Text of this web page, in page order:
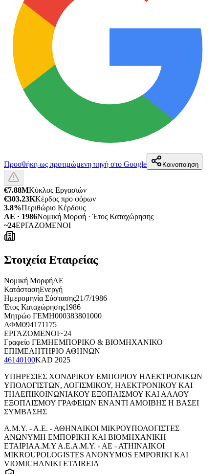
Προσθήκη ως προτιμώμενη πηγή στο Google Κοινοποίηση
€7.88MΚύκλος Εργασιών
€303.23KΚέρδος προ φόρων
3.8%Περιθώριο Κέρδους
ΑΕ · 1986Νομική Μορφή · Έτος Καταχώρησης
~24ΕΡΓΑΖΟΜΕΝΟΙ
Στοιχεία Εταιρείας
Νομική ΜορφήΑΕ
ΚατάστασηΕνεργή
Ημερομηνία Σύστασης21/7/1986
Έτος Καταχώρησης1986
Μητρώο ΓΕΜΗ000383801000
ΑΦΜ094171175
ΕΡΓΑΖΟΜΕΝΟΙ~24
Γραφείο ΓΕΜΗΕΜΠΟΡΙΚΟ & ΒΙΟΜΗΧΑΝΙΚΟ
ΕΠΙΜΕΛΗΤΗΡΙΟ ΑΘΗΝΩΝ
46140100KAD 2025
ΥΠΗΡΕΣΙΕΣ ΧΟΝΔΡΙΚΟΥ ΕΜΠΟΡΙΟΥ ΗΛΕΚΤΡΟΝΙΚΩΝ
ΥΠΟΛΟΓΙΣΤΩΝ, ΛΟΓΙΣΜΙΚΟΥ, ΗΛΕΚΤΡΟΝΙΚΟΥ ΚΑΙ
ΤΗΛΕΠΙΚΟΙΝΩΝΙΑΚΟΥ ΕΞΟΠΛΙΣΜΟΥ ΚΑΙ ΑΛΛΟΥ
ΕΞΟΠΛΙΣΜΟΥ ΓΡΑΦΕΙΩΝ ΕΝΑΝΤΙ ΑΜΟΙΒΗΣ Η ΒΑΣΕΙ
ΣΥΜΒΑΣΗΣ
Α.Μ.Υ. - Α.Ε. - ΑΘΗΝΑΙΚΟΙ ΜΙΚΡΟΥΠΟΛΟΓΙΣΤΕΣ
ΑΝΩΝΥΜΗ ΕΜΠΟΡΙΚΗ ΚAI ΒΙΟΜΗΧΑΝΙΚΗ
ΕΤΑΙΡΙΑΑ.Μ.Υ Α.Ε.A.M.Y. - AE - ATHINAIKOI
MIKROUPOLOGISTES ANONYMOS EMPORIKI KAI
VIOMICHANIKI ETAIREIA